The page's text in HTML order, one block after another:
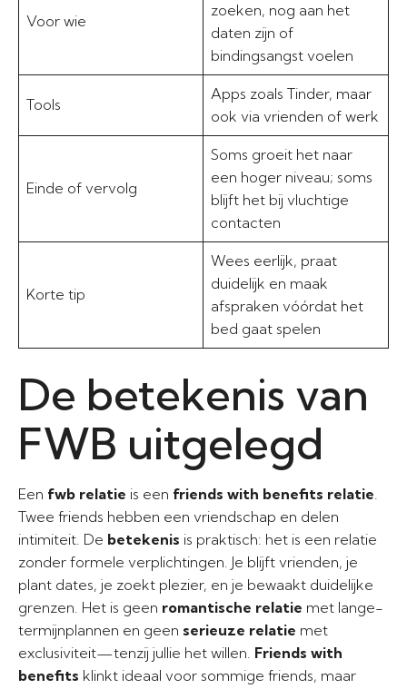
Voor wie
zoeken, nog aan het
daten zijn of
bindingsangst voelen
Tools
Apps zoals Tinder, maar
ook via vrienden of werk
Einde of vervolg
Soms groeit het naar
een hoger niveau; soms
blijft het bij vluchtige
contacten
Korte tip
Wees eerlijk, praat
duidelijk en maak
afspraken vóórdat het
bed gaat spelen
De betekenis van
FWB uitgelegd
Een fwb relatie is een friends with benefits relatie.
Twee friends hebben een vriendschap en delen
intimiteit. De betekenis is praktisch: het is een relatie
zonder formele verplichtingen. Je blijft vrienden, je
plant dates, je zoekt plezier, en je bewaakt duidelijke
grenzen. Het is geen romantische relatie met lange-
termijnplannen en geen serieuze relatie met
exclusiviteit—tenzij jullie het willen. Friends with
benefits klinkt ideaal voor sommige friends, maar